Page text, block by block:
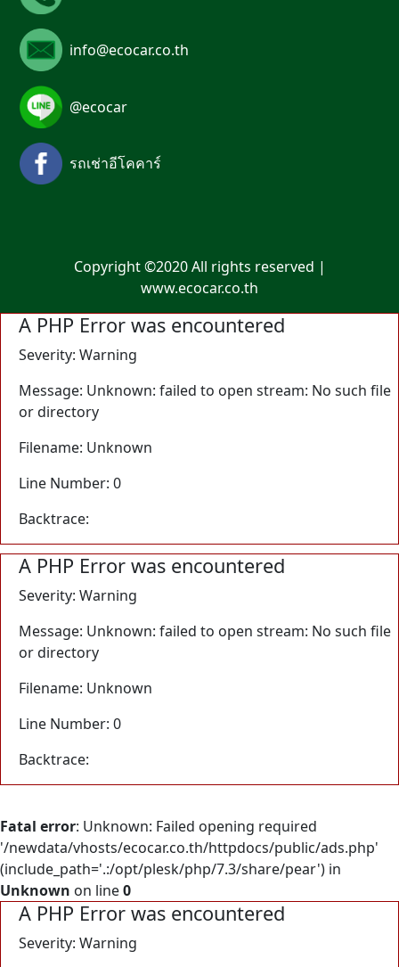
info@ecocar.co.th
@ecocar
รถเช่าอีโคคาร์
Copyright ©2020 All rights reserved |
www.ecocar.co.th
A PHP Error was encountered
Severity: Warning
Message: Unknown: failed to open stream: No such file
or directory
Filename: Unknown
Line Number: 0
Backtrace:
A PHP Error was encountered
Severity: Warning
Message: Unknown: failed to open stream: No such file
or directory
Filename: Unknown
Line Number: 0
Backtrace:
Fatal error: Unknown: Failed opening required
'/newdata/vhosts/ecocar.co.th/httpdocs/public/ads.php'
(include_path='.:/opt/plesk/php/7.3/share/pear') in
Unknown on line0
A PHP Error was encountered
Severity: Warning